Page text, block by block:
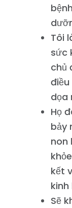
Tôi
sức
chủ
dọa
Họ
bảy
non
kết
kinh
Sẽ